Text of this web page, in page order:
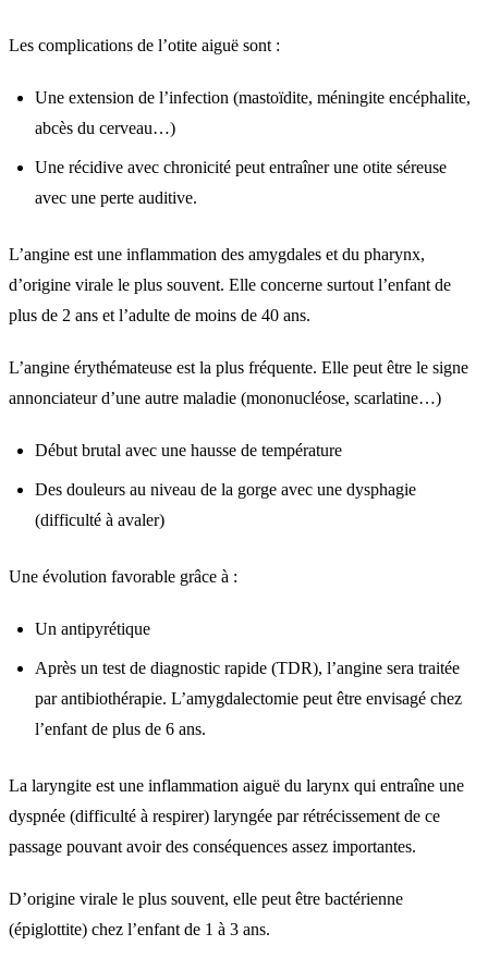
Les complications de l’otite aiguë sont :
Une extension de l’infection (mastoïdite, méningite encéphalite,
abcès du cerveau…)
Une récidive avec chronicité peut entraîner une otite séreuse
avec une perte auditive.
L’angine est une inflammation des amygdales et du pharynx,
d’origine virale le plus souvent. Elle concerne surtout l’enfant de
plus de 2 ans et l’adulte de moins de 40 ans.
L’angine érythémateuse est la plus fréquente. Elle peut être le signe
annonciateur d’une autre maladie (mononucléose, scarlatine…)
Début brutal avec une hausse de température
Des douleurs au niveau de la gorge avec une dysphagie
(difficulté à avaler)
Une évolution favorable grâce à :
Un antipyrétique
Après un test de diagnostic rapide (TDR), l’angine sera traitée
par antibiothérapie. L’amygdalectomie peut être envisagé chez
l’enfant de plus de 6 ans.
La laryngite est une inflammation aiguë du larynx qui entraîne une
dyspnée (difficulté à respirer) laryngée par rétrécissement de ce
passage pouvant avoir des conséquences assez importantes.
D’origine virale le plus souvent, elle peut être bactérienne
(épiglottite) chez l’enfant de 1 à 3 ans.